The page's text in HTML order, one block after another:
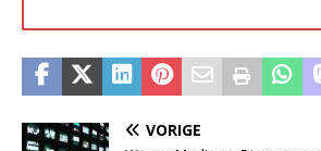
VORIGE